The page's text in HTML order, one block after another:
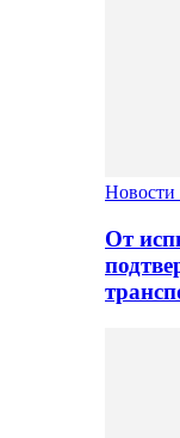
Новости
От